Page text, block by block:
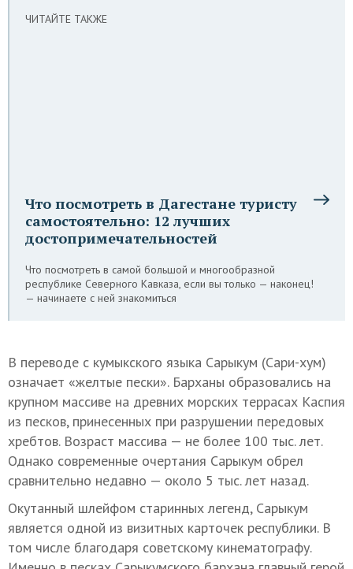
ЧИТАЙТЕ ТАКЖЕ
Что посмотреть в Дагестане туристу
самостоятельно: 12 лучших
достопримечательностей
Что посмотреть в самой большой и многообразной
республике Северного Кавказа, если вы только — наконец!
— начинаете с ней знакомиться
В переводе с кумыкского языка Сарыкум (Сари-хум)
означает «желтые пески». Барханы образовались на
крупном массиве на древних морских террасах Каспия
из песков, принесенных при разрушении передовых
хребтов. Возраст массива — не более 100 тыс. лет.
Однако современные очертания Сарыкум обрел
сравнительно недавно — около 5 тыс. лет назад.
Окутанный шлейфом старинных легенд, Сарыкум
является одной из визитных карточек республики. В
том числе благодаря советскому кинематографу.